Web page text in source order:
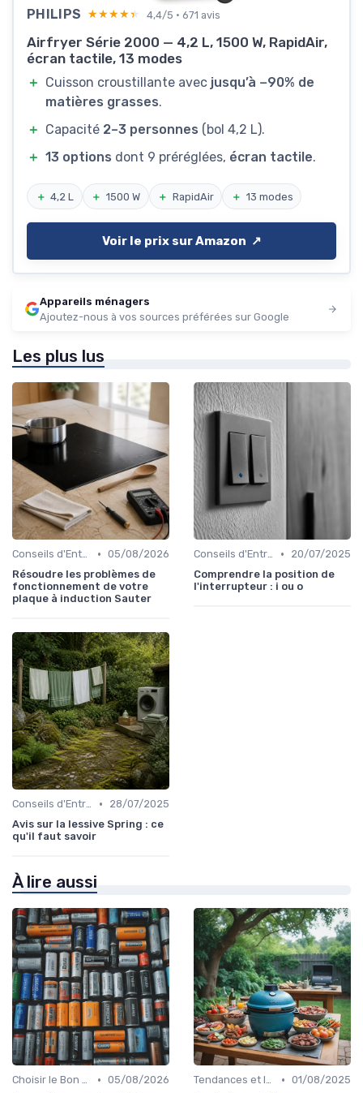
PHILIPS ★★★★★
★★★★★ 4,4/5 · 671 avis
Airfryer Série 2000 — 4,2 L, 1500 W, RapidAir,
écran tactile, 13 modes
＋ Cuisson croustillante avec jusqu’à −90% de
matières grasses.
＋ Capacité 2–3 personnes (bol 4,2 L).
＋ 13 options dont 9 préréglées, écran tactile.
＋ 4,2 L ＋ 1500 W ＋ RapidAir ＋ 13 modes
Voir le prix sur Amazon ↗️
Appareils ménagers
Ajoutez-nous à vos sources préférées sur Google
Les plus lus
Conseils d'Entretien • 05/08/2026
Résoudre les problèmes de
fonctionnement de votre
plaque à induction Sauter
Conseils d'Entretien •
20/07/2025
Comprendre la position de
l'interrupteur : i ou o
Conseils d'Entretien •
28/07/2025
Avis sur la lessive Spring : ce
qu'il faut savoir
À lire aussi
Choisir le Bon Appareil • 05/08/2026
Tendances et Innovations • 01/08/2025